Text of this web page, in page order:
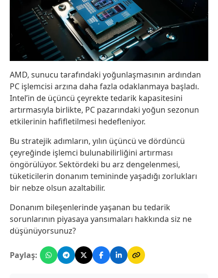
AMD, sunucu tarafındaki yoğunlaşmasının ardından
PC işlemcisi arzına daha fazla odaklanmaya başladı.
Intel’in de üçüncü çeyrekte tedarik kapasitesini
artırmasıyla birlikte, PC pazarındaki yoğun sezonun
etkilerinin hafifletilmesi hedefleniyor.
Bu stratejik adımların, yılın üçüncü ve dördüncü
çeyreğinde işlemci bulunabilirliğini artırması
öngörülüyor. Sektördeki bu arz dengelenmesi,
tüketicilerin donanım temininde yaşadığı zorlukları
bir nebze olsun azaltabilir.
Donanım bileşenlerinde yaşanan bu tedarik
sorunlarının piyasaya yansımaları hakkında siz ne
düşünüyorsunuz?
Paylaş: